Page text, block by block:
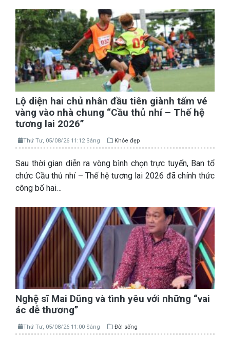
Lộ diện hai chủ nhân đầu tiên giành tấm vé
vàng vào nhà chung “Cầu thủ nhí – Thế hệ
tương lai 2026”
Thứ Tư, 05/08/26 11:12 Sáng Khỏe đẹp
Sau thời gian diễn ra vòng bình chọn trực tuyến, Ban tổ
chức Cầu thủ nhí – Thế hệ tương lai 2026 đã chính thức
công bố hai…
Nghệ sĩ Mai Dũng và tình yêu với những “vai
ác dễ thương”
Thứ Tư, 05/08/26 11:00 Sáng Đời sống